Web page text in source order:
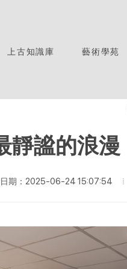
上古知識庫 藝術學苑
靜謐的浪漫
期：2025-06-24 15:07:54